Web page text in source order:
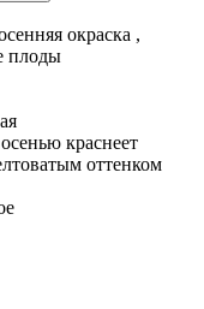
окраска ,
плоды
краснеет
оттенком